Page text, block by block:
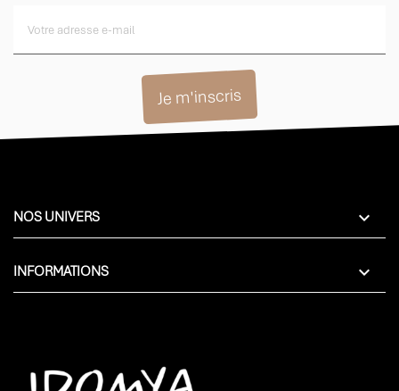
NOS UNIVERS 
INFORMATIONS 